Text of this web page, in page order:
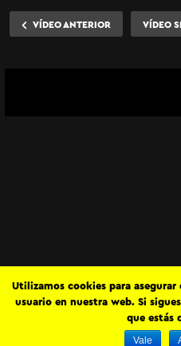
VÍDEO ANTERIOR VÍDEO
Utilizamos cookies para
usuario en nuestra web. Si
que estás
Vale